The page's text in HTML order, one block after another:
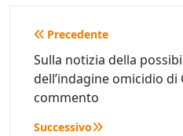
Navigazione
articoli
Precedente
Sulla notizia della
dell’indagine omicidio di
commento
Successivo